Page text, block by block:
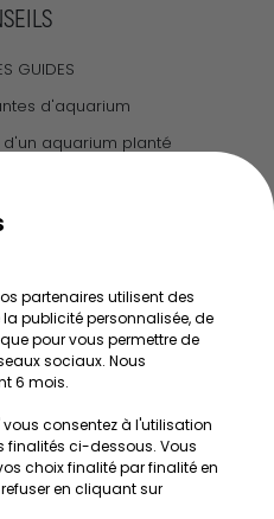
GUIDES
d'aquarium
aquarium planté
de produits
légales
de vente
partenaires utilisent des
publicité personnalisée, de
pour vous permettre de
sociaux. Nous
6 mois.
consentez à l'utilisation
finalités ci-dessous. Vous
choix finalité par finalité en
en cliquant sur